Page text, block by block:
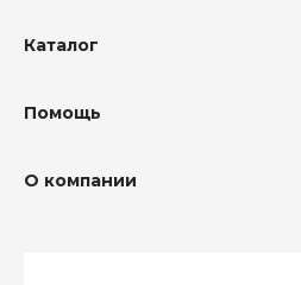
Каталог
Помощь
О компании